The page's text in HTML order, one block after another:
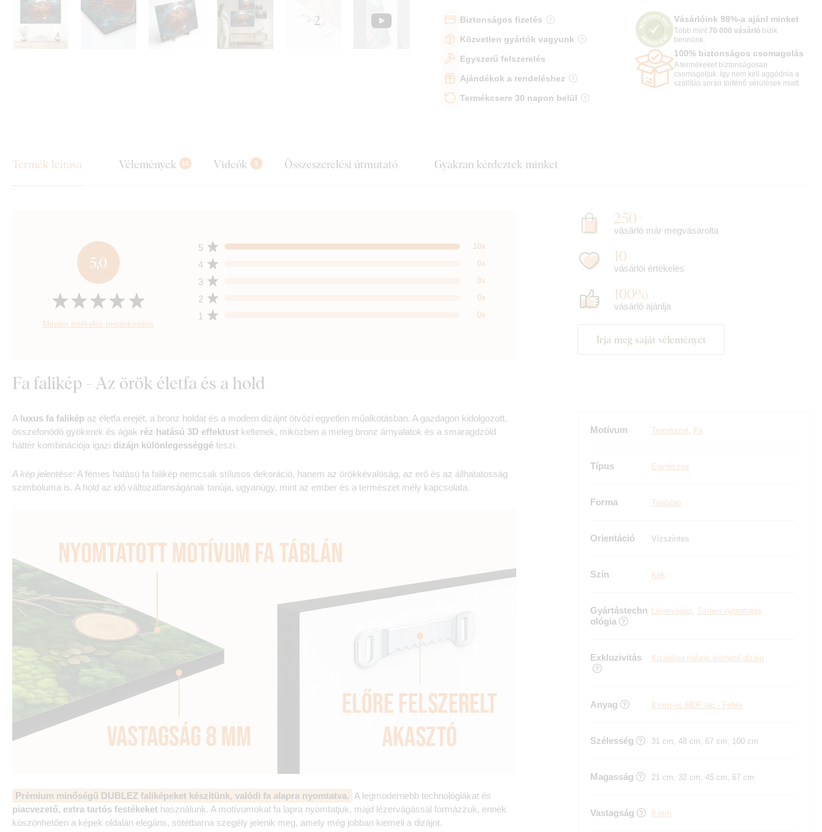
+ 2
Biztonságos fizetés
Közvetlen gyártók vagyunk
Egyszerű felszerelés
Ajándékok a rendeléshez
Termékcsere 30 napon belül
Vásárlóink 98%-a ajánl minket
Több mint 70 000 vásárló bízik
bennünk.
100% biztonságos csomagolás
A termékeket biztonságosan
csomagoljuk. Így nem kell aggódnia a
szállítás során történő sérülések miatt.
Termék leírása Vélemények 10 Videók 1 Összeszerelési útmutató Gyakran kérdeztek minket
5,0
Minden értékelés megtekintése
1 0x
2 0x
3 0x
4 0x
5 10x
250+
vásárló már megvásárolta
10
vásárlói értékelés
100%
vásárló ajánlja
Írja meg saját véleményét
Fa falikép - Az örök életfa és a hold
A luxus fa falikép az életfa erejét, a bronz holdat és a modern dizájnt ötvözi egyetlen műalkotásban. A gazdagon kidolgozott,
összefonódó gyökerek és ágak réz hatású 3D effektust keltenek, miközben a meleg bronz árnyalatok és a smaragdzöld
háttér kombinációja igazi dizájn különlegességgé teszi.
A kép jelentése: A fémes hatású fa falikép nemcsak stílusos dekoráció, hanem az örökkévalóság, az erő és az állhatatosság
szimbóluma is. A hold az idő változatlanságának tanúja, ugyanúgy, mint az ember és a természet mély kapcsolata.
Prémium minőségű DUBLEZ faliképeket készítünk, valódi fa alapra nyomtatva. A legmodernebb technológiákat és
piacvezető, extra tartós festékeket használunk. A motívumokat fa lapra nyomtatjuk, majd lézervágással formázzuk, ennek
köszönhetően a képek oldalán elegáns, sötétbarna szegély jelenik meg, amely még jobban kiemeli a dizájnt.
Motívum Természet, Fa
Típus Egyrészes
Forma Téglalap
Orientáció Vízszintes
Szín Kék
Gyártástechn
ológia
Lézervágás, Színes nyomtatás
Exkluzivitás Kizárólag nálunk elérhető dizájn
Anyag 8 mm-es MDF lap - Fehér
Szélesség 31 cm, 48 cm, 67 cm, 100 cm
Magasság 21 cm, 32 cm, 45 cm, 67 cm
Vastagság 8 mm